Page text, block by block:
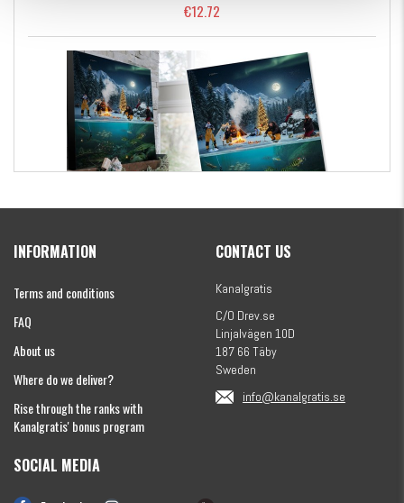
€12.72
€155.16
INFORMATION
Terms and conditions
FAQ
About us
Where do we deliver?
Rise through the ranks with
Kanalgratis' bonus program
CONTACT US
Kanalgratis
C/O Drev.se
Linjalvägen 10D
187 66 Täby
Sweden
info@kanalgratis.se
SOCIAL MEDIA